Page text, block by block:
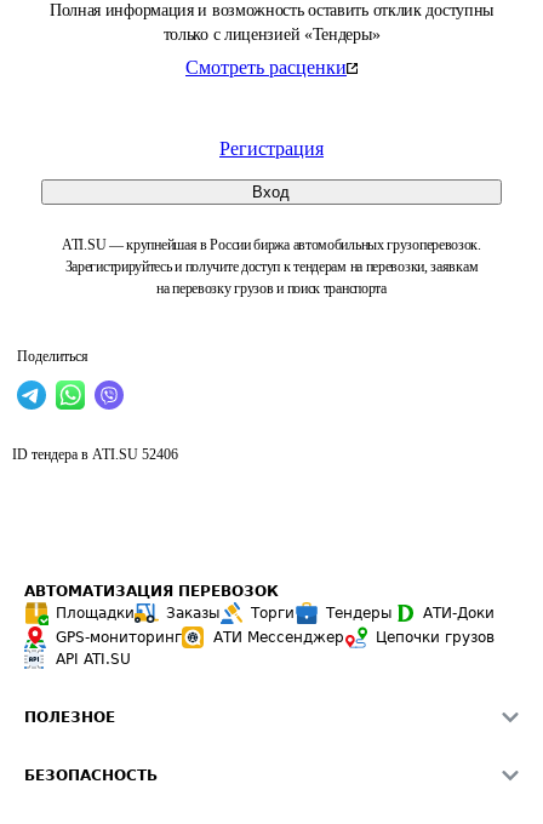
Полная информация и возможность оставить отклик доступны
только с лицензией «Тендеры»
Смотреть расценки
Регистрация
Вход
ATI.SU — крупнейшая в России биржа автомобильных грузоперевозок.
Зарегистрируйтесь и получите доступ к тендерам на перевозки, заявкам
на перевозку грузов и поиск транспорта
Поделиться
ID тендера в ATI.SU 52406
АВТОМАТИЗАЦИЯ ПЕРЕВОЗОК
Площадки
Заказы Торги Тендеры
АТИ-Доки
GPS-мониторинг
АТИ Мессенджер
Цепочки грузов
API ATI.SU
ПОЛЕЗНОЕ
БЕЗОПАСНОСТЬ